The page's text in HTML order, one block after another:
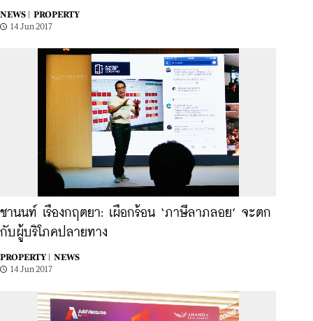
NEWS |
PROPERTY
14 Jun 2017
ชานนท์ เรืองกฤตยา: เผือกร้อน ‘ภาษีลาภลอย’ จะตก
กับผู้บริโภคปลายทาง
PROPERTY |
NEWS
14 Jun 2017